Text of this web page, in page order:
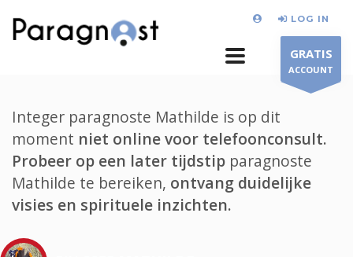
LOG IN
GRATIS
ACCOUNT
Integer paragnoste Mathilde is op dit
moment niet online voor telefoonconsult.
Probeer op een later tijdstip paragnoste
Mathilde te bereiken, ontvang duidelijke
visies en spirituele inzichten.